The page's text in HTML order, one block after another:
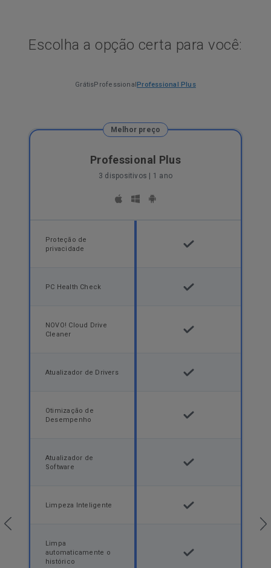
Escolha a opção certa para você:
GrátisProfessionalProfessional Plus
Melhor preço
Professional Plus
3 dispositivos | 1 ano
Proteção de
privacidade
PC Health Check
NOVO! Cloud Drive
Cleaner
Atualizador de Drivers
Otimização de
Desempenho
Atualizador de
Software
Limpeza Inteligente
Limpa
automaticamente o
histórico